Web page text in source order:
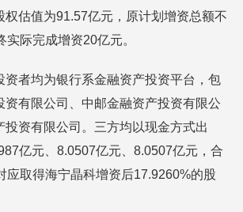
权估值为91.57亿元，原计划增资总额不
实际完成增资20亿元。
资者均为银行系金融资产投资平台，包
资有限公司、中邮金融资产投资有限公
投资有限公司。三方均以现金方式出
亿元、8.0507亿元、8.0507亿元，合
应取得海宁晶科增资后17.9260%的股